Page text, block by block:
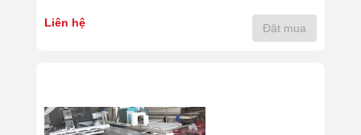
Liên hệ Đặt mua